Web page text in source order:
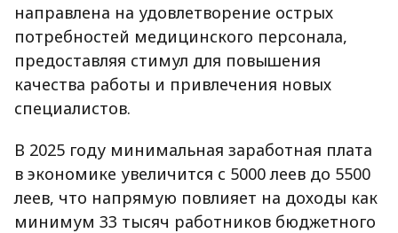
направлена на удовлетворение острых
потребностей медицинского персонала,
предоставляя стимул для повышения
качества работы и привлечения новых
специалистов.
В 2025 году минимальная заработная плата
в экономике увеличится с 5000 леев до 5500
леев, что напрямую повлияет на доходы как
минимум 33 тысяч работников бюджетного